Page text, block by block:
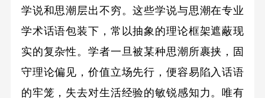
学说和思潮层出不穷。这些学说与思潮在专业
学术话语包装下，常以抽象的理论框架遮蔽现
实的复杂性。学者一旦被某种思潮所裹挟，固
守理论偏见，价值立场先行，便容易陷入话语
的牢笼，失去对生活经验的敏锐感知力。唯有